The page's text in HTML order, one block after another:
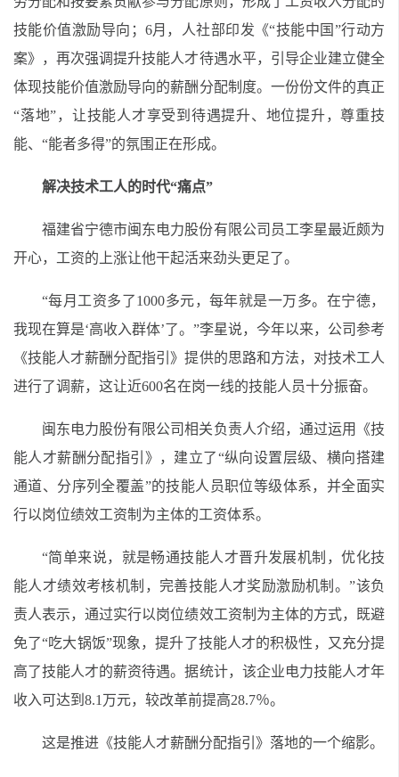
技能价值激励导向；6月，人社部印发《“技能中国”行动方
案》，再次强调提升技能人才待遇水平，引导企业建立健全
体现技能价值激励导向的薪酬分配制度。一份份文件的真正
“落地”，让技能人才享受到待遇提升、地位提升，尊重技
能、“能者多得”的氛围正在形成。
解决技术工人的时代“痛点”
福建省宁德市闽东电力股份有限公司员工李星最近颇为
开心，工资的上涨让他干起活来劲头更足了。
“每月工资多了1000多元，每年就是一万多。在宁德，
我现在算是‘高收入群体’了。”李星说，今年以来，公司参考
《技能人才薪酬分配指引》提供的思路和方法，对技术工人
进行了调薪，这让近600名在岗一线的技能人员十分振奋。
闽东电力股份有限公司相关负责人介绍，通过运用《技
能人才薪酬分配指引》，建立了“纵向设置层级、横向搭建
通道、分序列全覆盖”的技能人员职位等级体系，并全面实
行以岗位绩效工资制为主体的工资体系。
“简单来说，就是畅通技能人才晋升发展机制，优化技
能人才绩效考核机制，完善技能人才奖励激励机制。”该负
责人表示，通过实行以岗位绩效工资制为主体的方式，既避
免了“吃大锅饭”现象，提升了技能人才的积极性，又充分提
高了技能人才的薪资待遇。据统计，该企业电力技能人才年
收入可达到8.1万元，较改革前提高28.7％。
这是推进《技能人才薪酬分配指引》落地的一个缩影。